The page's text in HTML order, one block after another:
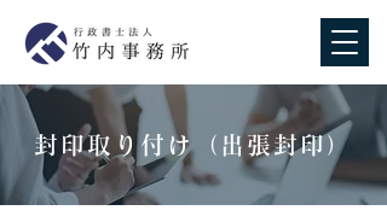
封印取り付け（出張封印）